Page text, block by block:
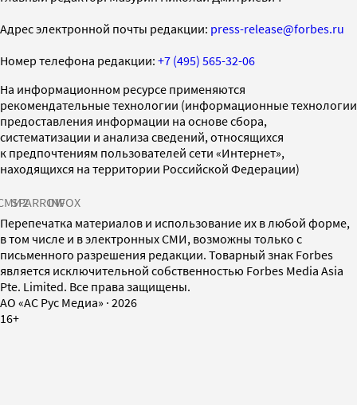
Адрес электронной почты редакции: press-release@forbes.ru
Номер телефона редакции: +7 (495) 565-32-06
На информационном ресурсе применяются
рекомендательные технологии (информационные технологии
предоставления информации на основе сбора,
систематизации и анализа сведений, относящихся
к предпочтениям пользователей сети «Интернет»,
находящихся на территории Российской Федерации)
SPARROWINFOX
Перепечатка материалов и использование их в любой форме,
в том числе и в электронных СМИ, возможны только с
письменного разрешения редакции. Товарный знак Forbes
является исключительной собственностью Forbes Media Asia
Pte. Limited. Все права защищены.
AO «АС Рус Медиа» · 2026
16+